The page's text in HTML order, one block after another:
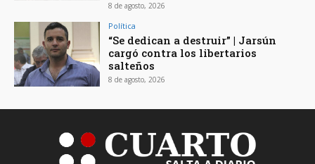
8 de agosto, 2026
Política
“Se dedican a destruir” | Jarsún
cargó contra los libertarios
salteños
8 de agosto, 2026